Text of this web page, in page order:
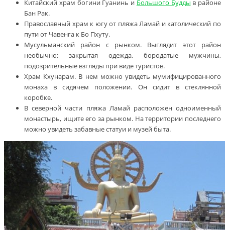
Китайский храм богини Гуанинь и Большого Будды в районе
Бан Рак.
Православный храм к югу от пляжа Ламай и католический по
пути от Чавенга к Бо Пхуту.
Мусульманский район с рынком. Выглядит этот район
необычно: закрытая одежда, бородатые мужчины,
подозрительные взгляды при виде туристов.
Храм Кхунарам. В нем можно увидеть мумифицированного
монаха в сидячем положении. Он сидит в стеклянной
коробке.
В северной части пляжа Ламай расположен одноименный
монастырь, ищите его за рынком. На территории последнего
можно увидеть забавные статуи и музей быта.